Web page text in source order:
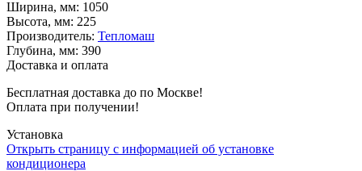
Ширина, мм: 1050
Высота, мм: 225
Производитель: Тепломаш
Глубина, мм: 390
Доставка и оплата
Бесплатная доставка до по Москве!
Оплата при получении!
Установка
Открыть страницу с информацией об установке
кондиционера